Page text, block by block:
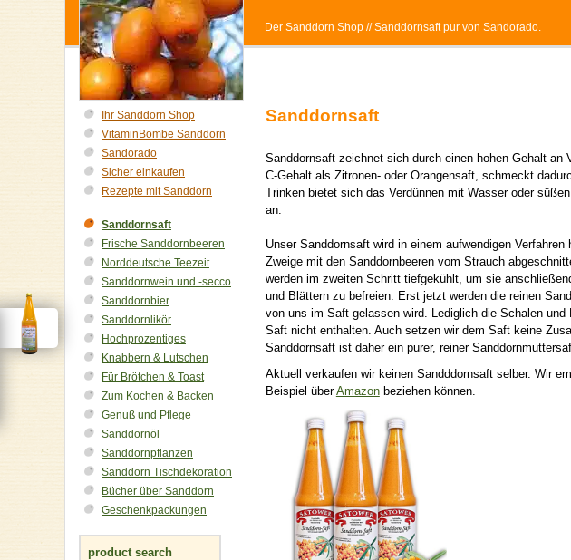
Der Sanddorn Shop // Sanddornsaft pur von Sandorado.
Ihr Sanddorn Shop
VitaminBombe Sanddorn
Sandorado
Sicher einkaufen
Rezepte mit Sanddorn
Sanddornsaft
Frische Sanddornbeeren
Norddeutsche Teezeit
Sanddornwein und -secco
Sanddornbier
Sanddornlikör
Hochprozentiges
Knabbern & Lutschen
Für Brötchen & Toast
Zum Kochen & Backen
Genuß und Pflege
Sanddornöl
Sanddornpflanzen
Sanddorn Tischdekoration
Bücher über Sanddorn
Geschenkpackungen
product search
Sanddornsaft
Sanddornsaft zeichnet sich durch einen hohen Gehalt
C-Gehalt als Zitronen- oder Orangensaft, schmeckt
Trinken bietet sich das Verdünnen mit Wasser oder
an.
Unser Sanddornsaft wird in einem aufwendigen
Zweige mit den Sanddornbeeren vom Strauch
werden im zweiten Schritt tiefgekühlt, um sie
und Blättern zu befreien. Erst jetzt werden die reinen
von uns im Saft gelassen wird. Lediglich die Schalen und
Saft nicht enthalten. Auch setzen wir dem Saft keine
Sanddornsaft ist daher ein purer, reiner
Aktuell verkaufen wir keinen Sandddornsaft selber. Wir
Beispiel überAmazonbeziehen können.